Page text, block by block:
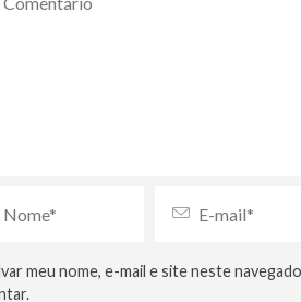
meu nome, e-mail e site neste